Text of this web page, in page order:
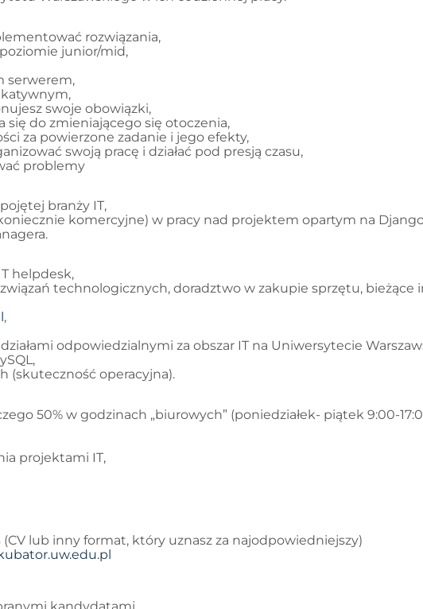
rozwiązania,
junior/mid,
serwerem,
swoje obowiązki,
do zmieniającego się otoczenia,
za powierzone zadanie i jego efekty,
swoją pracę i działać pod presją czasu,
problemy
branży IT,
komercyjne) w pracy nad projektem opartym na
helpdesk,
technologicznych, doradztwo w zakupie sprzętu, bieżące
,
odpowiedzialnymi za obszar IT na Uniwersytecie
(skuteczność operacyjna).
50% w godzinach „biurowych” (poniedziałek- piątek 9:00-
projektami IT,
lub inny format, który uznasz za najodpowiedniejszy)